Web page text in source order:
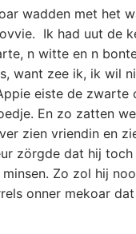
wadden met het
Ik had uut de
n witte en n
want zee ik, ik wil
eiste de
En zo zatten
zien vriendin en
zörgde dat hij
Zo zol hij
onner mekoar